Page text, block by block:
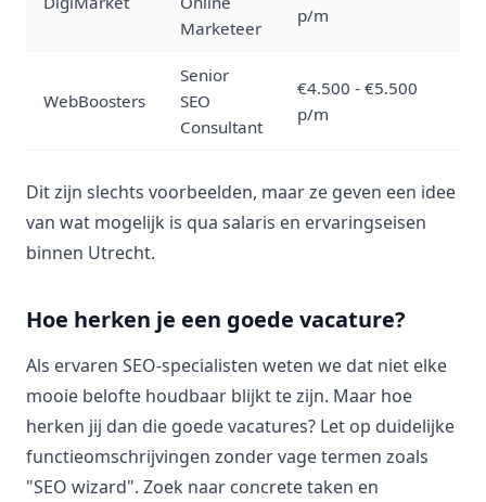
Marketeer
p/m
WebBoosters
Senior
SEO
Consultant
€4.500 - €5.500
p/m
Dit zijn slechts voorbeelden, maar ze geven een idee
van wat mogelijk is qua salaris en ervaringseisen
binnen Utrecht.
Hoe herken je een goede vacature?
Als ervaren SEO-specialisten weten we dat niet elke
mooie belofte houdbaar blijkt te zijn. Maar hoe
herken jij dan die goede vacatures? Let op duidelijke
functieomschrijvingen zonder vage termen zoals
"SEO wizard". Zoek naar concrete taken en